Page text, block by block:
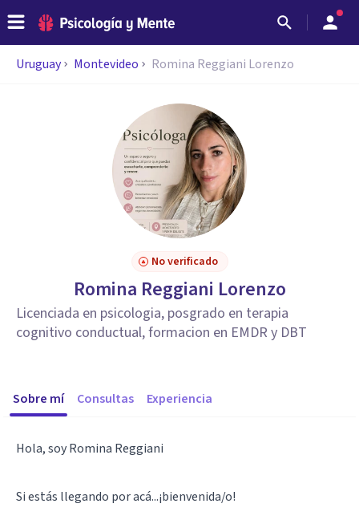
Uruguay Montevideo Romina Reggiani Lorenzo
No verificado
Romina Reggiani Lorenzo
Licenciada en psicologia, posgrado en terapia
cognitivo conductual, formacion en EMDR y DBT
Sobre mí Consultas Experiencia
Hola, soy Romina Reggiani
Si estás llegando por acá...¡bienvenida/o!